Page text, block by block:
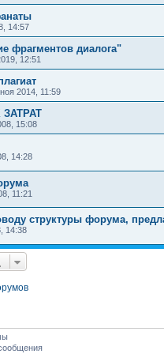
14:57
фрагментов диалога"
12:51
2014, 11:59
15:08
14:28
11:21
структуры форума,
14:38